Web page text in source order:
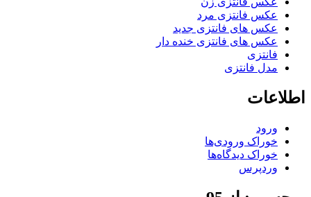
عکس فانتزی مرد
عکس های فانتزی جدید
عکس های فانتزی خنده دار
فانتزی
مدل فانتزی
اطلاعات
ورود
خوراک ورودی‌ها
خوراک دیدگاه‌ها
وردپرس